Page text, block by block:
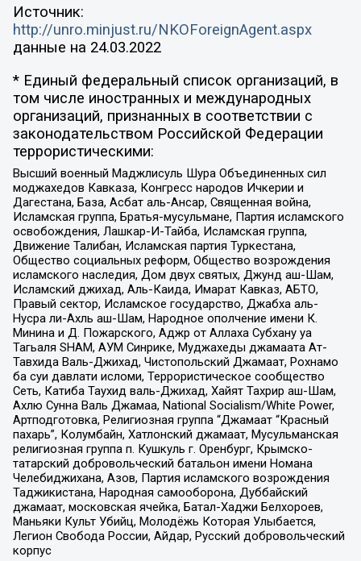
Источник:
http://unro.minjust.ru/NKOForeignAgent.aspx
данные на 24.03.2022
* Единый федеральный список организаций, в
том числе иностранных и международных
организаций, признанных в соответствии с
законодательством Российской Федерации
террористическими:
Высший военный Маджлисуль Шура Объединенных сил
моджахедов Кавказа, Конгресс народов Ичкерии и
Дагестана, База, Асбат аль-Ансар, Священная война,
Исламская группа, Братья-мусульмане, Партия исламского
освобождения, Лашкар-И-Тайба, Исламская группа,
Движение Талибан, Исламская партия Туркестана,
Общество социальных реформ, Общество возрождения
исламского наследия, Дом двух святых, Джунд аш-Шам,
Исламский джихад, Аль-Каида, Имарат Кавказ, АБТО,
Правый сектор, Исламское государство, Джабха аль-
Нусра ли-Ахль аш-Шам, Народное ополчение имени К.
Минина и Д. Пожарского, Аджр от Аллаха Субхану уа
Тагьаля SHAM, АУМ Синрике, Муджахеды джамаата Ат-
Тавхида Валь-Джихад, Чистопольский Джамаат, Рохнамо
ба суи давлати исломи, Террористическое сообщество
Сеть, Катиба Таухид валь-Джихад, Хайят Тахрир аш-Шам,
Ахлю Сунна Валь Джамаа, National Socialism/White Power,
Артподготовка, Религиозная группа “Джамаат “Красный
пахарь”, Колумбайн, Хатлонский джамаат, Мусульманская
религиозная группа п. Кушкуль г. Оренбург, Крымско-
татарский добровольческий батальон имени Номана
Челебиджихана, Азов, Партия исламского возрождения
Таджикистана, Народная самооборона, Дуббайский
джамаат, московская ячейка, Батал-Хаджи Белхороев,
Маньяки Культ Убийц, Молодёжь Которая Улыбается,
Легион Свобода России, Айдар, Русский добровольческий
корпус